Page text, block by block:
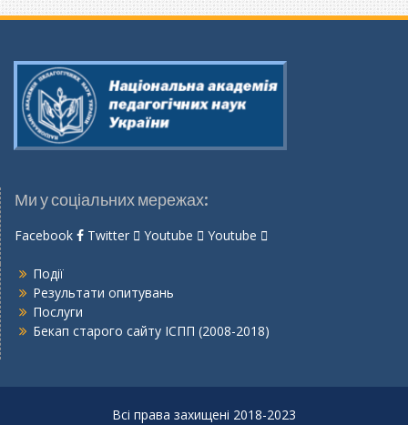
Ми у соціальних мережах:
Facebook Twitter Youtube Youtube
Події
Результати опитувань
Послуги
Бекап старого сайту ІСПП (2008-2018)
Всі права захищені 2018-2023